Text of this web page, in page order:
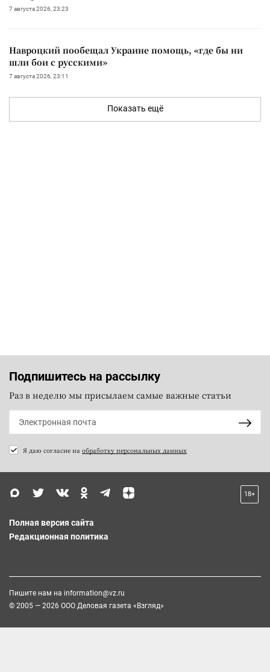
7 августа 2026, 23:23
Навроцкий пообещал Украине помощь, «где бы ни
шли бои с русскими»
7 августа 2026, 23:11
Показать ещё
Подпишитесь на рассылку
Раз в неделю мы присылаем самые важные статьи
Я даю согласие на обработку персональных данных
18+
Полная версия сайта
Редакционная политика
Пишите нам на information@vz.ru
© 2005 — 2026 ООО Деловая газета «Взгляд»